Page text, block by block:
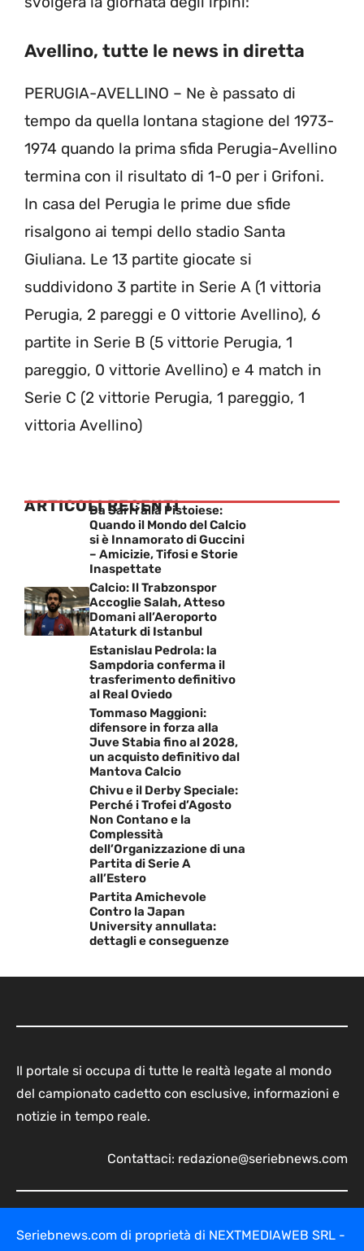
Avellino, tutte le news in diretta
PERUGIA-AVELLINO – Ne è passato di
tempo da quella lontana stagione del 1973-
1974 quando la prima sfida Perugia-Avellino
termina con il risultato di 1-0 per i Grifoni.
In casa del Perugia le prime due sfide
risalgono ai tempi dello stadio Santa
Giuliana. Le 13 partite giocate si
suddividono 3 partite in Serie A (1 vittoria
Perugia, 2 pareggi e 0 vittorie Avellino), 6
partite in Serie B (5 vittorie Perugia, 1
pareggio, 0 vittorie Avellino) e 4 match in
Serie C (2 vittorie Perugia, 1 pareggio, 1
vittoria Avellino)
ARTICOLI RECENTI
Da Sarri alla Pistoiese:
Quando il Mondo del Calcio
si è Innamorato di Guccini
– Amicizie, Tifosi e Storie
Inaspettate
Calcio: Il Trabzonspor
Accoglie Salah, Atteso
Domani all’Aeroporto
Ataturk di Istanbul
Estanislau Pedrola: la
Sampdoria conferma il
trasferimento definitivo
al Real Oviedo
Tommaso Maggioni:
difensore in forza alla
Juve Stabia fino al 2028,
un acquisto definitivo dal
Mantova Calcio
Chivu e il Derby Speciale:
Perché i Trofei d’Agosto
Non Contano e la
Complessità
dell’Organizzazione di una
Partita di Serie A
all’Estero
Partita Amichevole
Contro la Japan
University annullata:
dettagli e conseguenze
Il portale si occupa di tutte le realtà legate al mondo
del campionato cadetto con esclusive, informazioni e
notizie in tempo reale.
Contattaci: redazione@seriebnews.com
Seriebnews.com di proprietà di NEXTMEDIAWEB SRL -